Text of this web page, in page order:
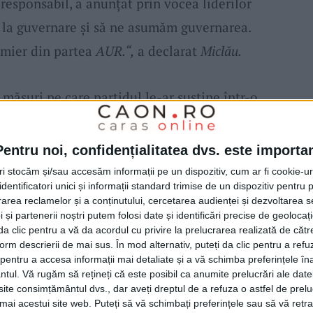
noi, confidențialitatea dvs. este
stocăm și/sau accesăm informații pe un dispozitiv, cum ar fi cookie-
unici și informații standard trimise de un dispozitiv pentru
reclamelor și a conținutului, cercetarea audienței și dezvoltarea
și partenerii noștri putem folosi date și identificări precise de
clic pentru a vă da acordul cu privire la prelucrarea realizată de
descrierii de mai sus. În mod alternativ, puteți da clic pentru a
a accesa informații mai detaliate și a vă schimba preferințele
Vă rugăm să rețineți că este posibil ca anumite prelucrări ale
consimțământul dvs., dar aveți dreptul de a refuza o astfel de
acestui site web. Puteți să vă schimbați preferințele sau să vă
guvernare și să ne asumăm guvernarea.
din parteaAUR.“, a declarat Miclău.
măsuri pe care partidul le-ar susține într-o
reducerea costurilor la energie sau
maximum 300 de parlamentari. „Într-
maxim 10 ministere, maxim 50 de
agențiilor de la nivel național prin
la maxim 20. Deci vor fi foarte puțini
pentru că e nevoie să strângem
a declaratMiclău.
Severina criticat sprijinul financiar